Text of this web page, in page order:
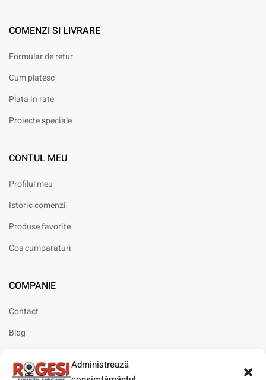
Administrează
COMENZI SI LIVRARE
Formular de retur
Cum platesc
Plata in rate
Proiecte speciale
CONTUL MEU
Profilul meu
Istoric comenzi
Produse favorite
Cos cumparaturi
COMPANIE
Contact
Blog
Solicitare instalare